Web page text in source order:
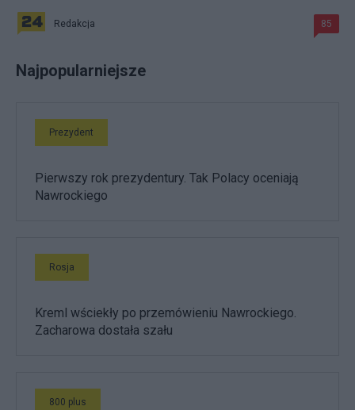
Redakcja 85
Najpopularniejsze
Prezydent
Pierwszy rok prezydentury. Tak Polacy oceniają
Nawrockiego
Rosja
Kreml wściekły po przemówieniu Nawrockiego.
Zacharowa dostała szału
800 plus